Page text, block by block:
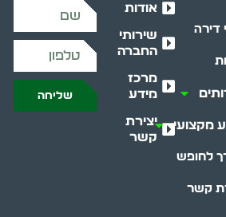
דירה
מקצועי
לחופש
קשר
אודות
שירותי
החברה
מרכז
מידע
יצירת
קשר
שליחה